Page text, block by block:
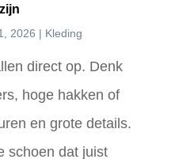
2026 | Kleding
direct op. Denk
hoge hakken of
en grote details.
schoen dat juist